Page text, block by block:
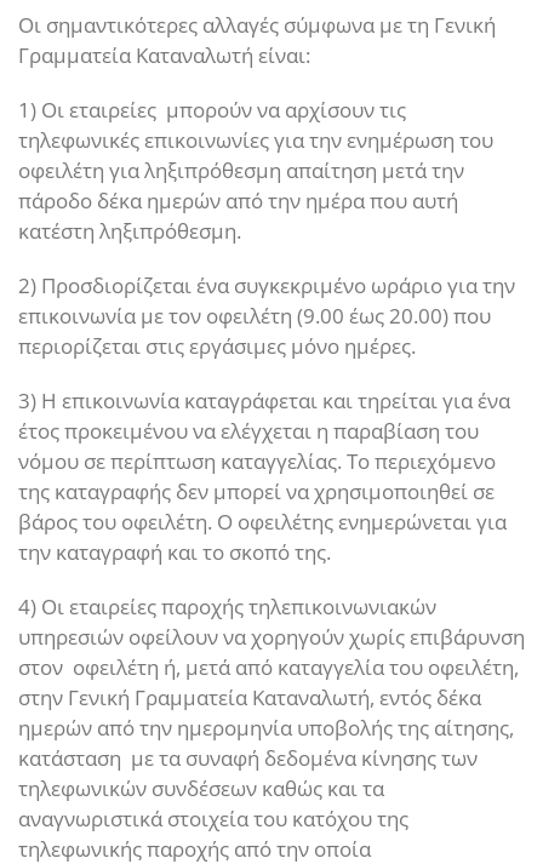
Οι σημαντικότερες αλλαγές σύμφωνα με τη Γενική
Γραμματεία Καταναλωτή είναι:
1) Οι εταιρείες μπορούν να αρχίσουν τις
τηλεφωνικές επικοινωνίες για την ενημέρωση του
οφειλέτη για ληξιπρόθεσμη απαίτηση μετά την
πάροδο δέκα ημερών από την ημέρα που αυτή
κατέστη ληξιπρόθεσμη.
2) Προσδιορίζεται ένα συγκεκριμένο ωράριο για την
επικοινωνία με τον οφειλέτη (9.00 έως 20.00) που
περιορίζεται στις εργάσιμες μόνο ημέρες.
3) Η επικοινωνία καταγράφεται και τηρείται για ένα
έτος προκειμένου να ελέγχεται η παραβίαση του
νόμου σε περίπτωση καταγγελίας. Το περιεχόμενο
της καταγραφής δεν μπορεί να χρησιμοποιηθεί σε
βάρος του οφειλέτη. Ο οφειλέτης ενημερώνεται για
την καταγραφή και το σκοπό της.
4) Οι εταιρείες παροχής τηλεπικοινωνιακών
υπηρεσιών οφείλουν να χορηγούν χωρίς επιβάρυνση
στον οφειλέτη ή, μετά από καταγγελία του οφειλέτη,
στην Γενική Γραμματεία Καταναλωτή, εντός δέκα
ημερών από την ημερομηνία υποβολής της αίτησης,
κατάσταση με τα συναφή δεδομένα κίνησης των
τηλεφωνικών συνδέσεων καθώς και τα
αναγνωριστικά στοιχεία του κατόχου της
τηλεφωνικής παροχής από την οποία